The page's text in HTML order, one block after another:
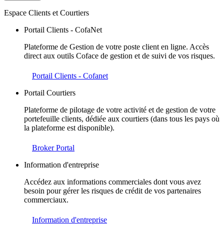
Espace Clients et Courtiers
Portail Clients - CofaNet
Plateforme de Gestion de votre poste client en ligne. Accès
direct aux outils Coface de gestion et de suivi de vos risques.
Portail Clients - Cofanet
Portail Courtiers
Plateforme de pilotage de votre activité et de gestion de votre
portefeuille clients, dédiée aux courtiers (dans tous les pays où
la plateforme est disponible).
Broker Portal
Information d'entreprise
Accédez aux informations commerciales dont vous avez
besoin pour gérer les risques de crédit de vos partenaires
commerciaux.
Information d'entreprise